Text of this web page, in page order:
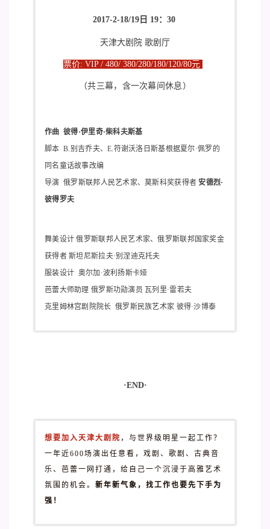
2017-2-18/19日 19：30
天津大剧院 歌剧厅
票价: VIP / 480/ 380/280/180/120/80元
（共三幕，含一次幕间休息）
作曲  彼得·伊里奇·柴科夫斯基
脚本  B.别吉乔夫、E.符谢沃洛日斯基根据夏尔·佩罗的
同名童话故事改编
导演  俄罗斯联邦人民艺术家、莫斯科奖获得者 安德烈·
彼得罗夫
舞美设计 俄罗斯联邦人民艺术家、俄罗斯联邦国家奖金
获得者 斯坦尼斯拉夫·别涅迪克托夫
服装设计  奥尔加·波利扬斯卡娅
芭蕾大师助理 俄罗斯功勋演员 瓦列里·雷若夫
克里姆林宫剧院院长  俄罗斯民族艺术家 彼得·沙博泰
·END·
想要加入天津大剧院 ，与世界级明星一起工作？
一年近600场演出任意看，戏剧、歌剧、古典音
乐、芭蕾一网打通，给自己一个沉浸于高雅艺术
氛围的机会。 新年新气象，找工作也要先下手为
强！